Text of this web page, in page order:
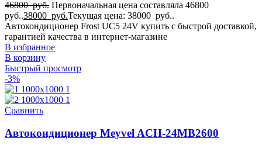
46800руб. Первоначальная цена составляла 46800
руб..38000 руб.Текущая цена: 38000 руб..
Автокондиционер Frost UC5 24V купить с быстрой доставкой,
гарантией качества в интернет-магазине
В избранное
В корзину
Быстрый просмотр
-3%
Сравнить
Автокондиционер Meyvel ACH-24MB2600